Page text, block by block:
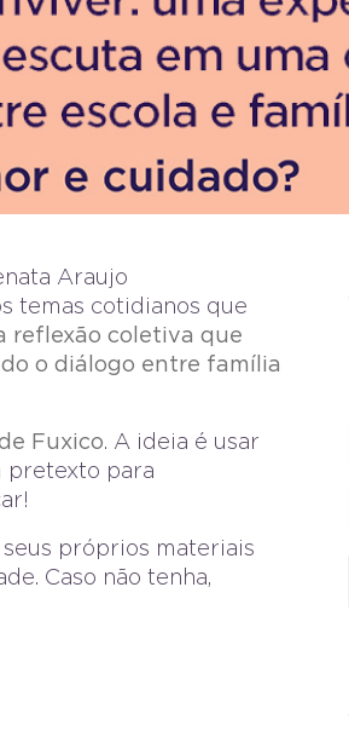
Araujo
temas cotidianos que
reflexão coletiva que
o diálogo entre família
Fuxico. A ideia é usar
pretexto para
próprios materiais
Caso não tenha,